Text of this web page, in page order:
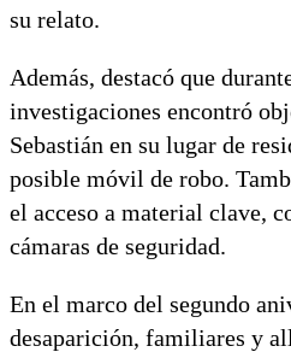
su relato.
Además, destacó que
investigaciones encontró
Sebastián en su lugar de
posible móvil de robo.
el acceso a material clave,
cámaras de seguridad.
En el marco del segundo
desaparición, familiares y